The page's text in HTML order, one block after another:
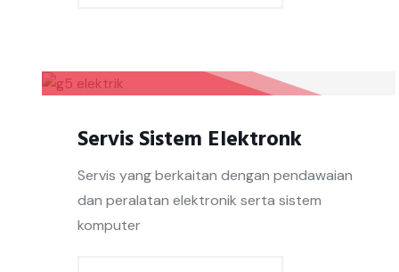
Servis Sistem Elektronk
Servis yang berkaitan dengan pendawaian
dan peralatan elektronik serta sistem
komputer